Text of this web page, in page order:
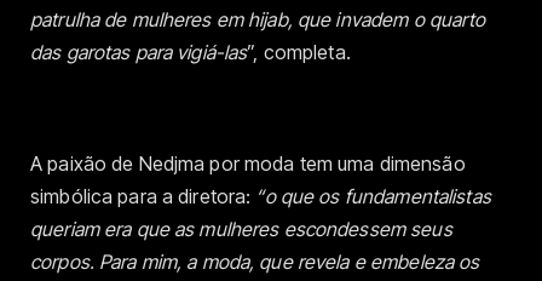
patrulha de mulheres em hijab, que invadem o quarto
das garotas para vigiá-las”, completa.
A paixão de Nedjma por moda tem uma dimensão
simbólica para a diretora: “o que os fundamentalistas
queriam era que as mulheres escondessem seus
corpos. Para mim, a moda, que revela e embeleza os